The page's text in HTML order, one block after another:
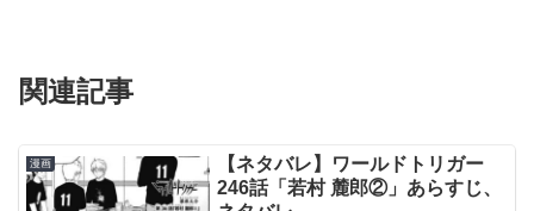
関連記事
漫画
【ネタバレ】ワールドトリガー
246話「若村 麓郎②」あらすじ、